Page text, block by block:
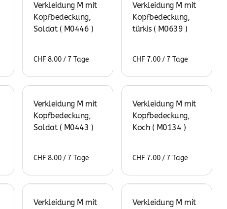
Verkleidung M mit
Kopfbedeckung,
Soldat ( M0446 )
/
Verkleidung M mit
Kopfbedeckung,
türkis ( M0639 )
/
Verkleidung M mit
Kopfbedeckung,
Soldat ( M0443 )
/
Verkleidung M mit
Kopfbedeckung,
Koch ( M0134 )
/
Verkleidung M mit
Verkleidung M mit